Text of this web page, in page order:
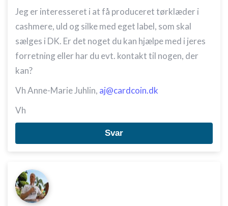
Jeg er interesseret i at få produceret tørklæder i
cashmere, uld og silke med eget label, som skal
sælges i DK. Er det noget du kan hjælpe med i jeres
forretning eller har du evt. kontakt til nogen, der
kan?
Vh Anne-Marie Juhlin, aj@cardcoin.dk
Vh
Svar